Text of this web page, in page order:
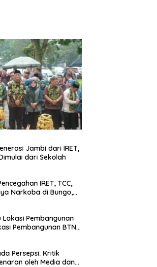
Jambi dari IRET,
dari Sekolah
IRET, TCC,
Narkoba di Bungo,
sudah ada di
Lokasi Pembangunan
Pembangunan BTN
Persepsi: Kritik
oleh Media dan